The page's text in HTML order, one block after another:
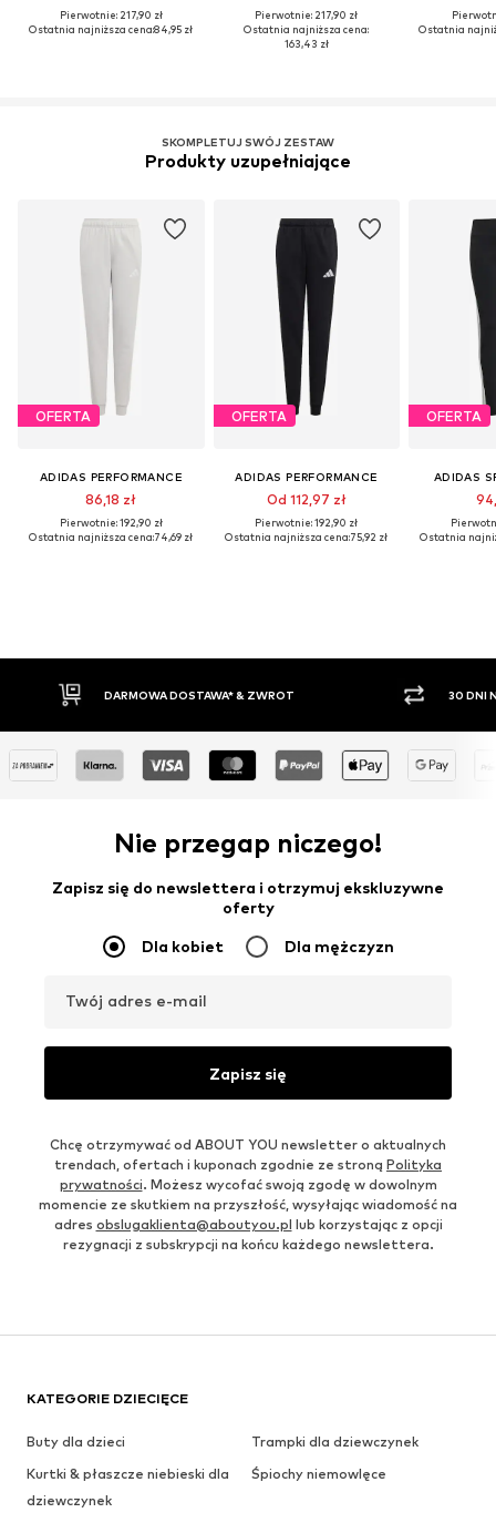
Pierwotnie: 217,90 zł
Ostatnia najniższa cena:84,95 zł
Pierwotnie: 217,90 zł
Ostatnia najniższa cena:
163,43 zł
Ostatnia
SKOMPLETUJ SWÓJ ZESTAW
Produkty uzupełniające
OFERTA
ADIDAS PERFORMANCE
86,18 zł
Pierwotnie: 192,90 zł
Ostatnia najniższa cena:74,69 zł
OFERTA
ADIDAS PERFORMANCE
Od 112,97 zł
Pierwotnie: 192,90 zł
Ostatnia najniższa cena:75,92 zł
OFERTA
ADIDAS
Ostatnia
30 DNI NA ZWROT TOWARU
Nie przegap niczego!
Zapisz się do newslettera i otrzymuj ekskluzywne
oferty
Dla kobiet Dla mężczyzn
Twój adres e-mail
Zapisz się
Chcę otrzymywać od ABOUT YOU newsletter o aktualnych
trendach, ofertach i kuponach zgodnie ze stroną Polityka
prywatności. Możesz wycofać swoją zgodę w dowolnym
momencie ze skutkiem na przyszłość, wysyłając wiadomość na
adres obslugaklienta@aboutyou.pl lub korzystając z opcji
rezygnacji z subskrypcji na końcu każdego newslettera.
KATEGORIE DZIECIĘCE
Buty dla dzieci
Trampki dla dziewczynek
Kurtki & płaszcze niebieski dla
dziewczynek
Śpiochy niemowlęce